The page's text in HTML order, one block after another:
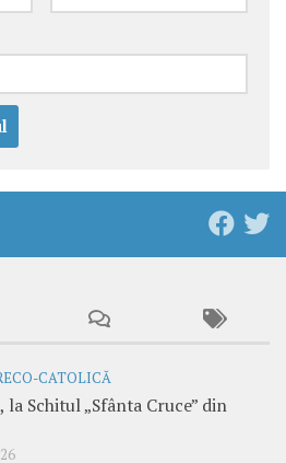
CATOLICĂ
la Schitul „Sfânta Cruce” din